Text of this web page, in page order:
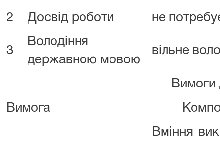
2 Досвід роботи не
3
Володіння
державною мовою
вільне
Вимоги до
Вимога
Вміння